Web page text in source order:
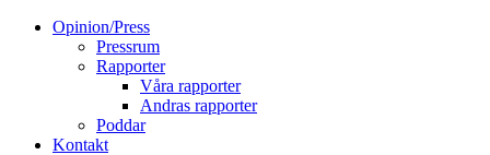
Opinion/Press
Pressrum
Rapporter
Våra rapporter
Andras rapporter
Poddar
Kontakt